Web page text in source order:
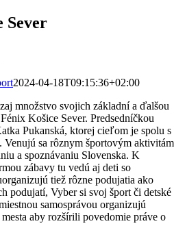
Sever
2024-04-18T09:15:36+02:00
množstvo svojich základní a ďalšou
Košice Sever. Predsedníčkou
Pukanská, ktorej cieľom je spolu s
sa rôznym športovým aktivitám
a spoznávaniu Slovenska. K
zábavy tu vedú aj deti so
tiež rôzne podujatia ako
podujatí, Vyber si svoj šport či detské
samosprávou organizujú
aby rozšírili povedomie práve o